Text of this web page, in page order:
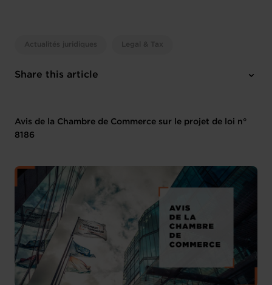
Actualités juridiques Legal & Tax
Share this article
Avis de la Chambre de Commerce sur le projet de loi n°
8186